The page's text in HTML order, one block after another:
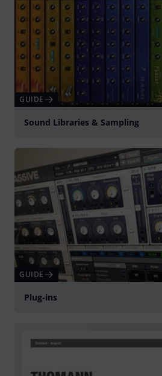
GUIDE
Sound Libraries & Sampling
GUIDE
Plug-ins